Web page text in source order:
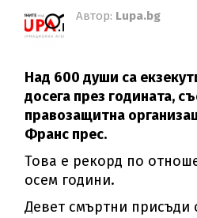
Автор: Lupa.bg
Над 600 души са
досега през годината,
правозащитна
Франс прес.
Това е рекорд по
осем години.
Девет смъртни присъди